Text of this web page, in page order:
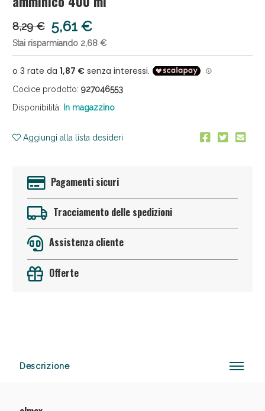
8,29 € 5,61 €
Stai risparmiando 2,68 €
Codice prodotto: 927046553
Disponibilità: In magazzino
Aggiungi alla lista desideri
Pagamenti sicuri
Tracciamento delle spedizioni
Assistenza cliente
Offerte
Descrizione
Sconto fino al 55% disponibile oggi!